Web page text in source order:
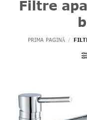
Filtre
PRIMA PAGINĂ /